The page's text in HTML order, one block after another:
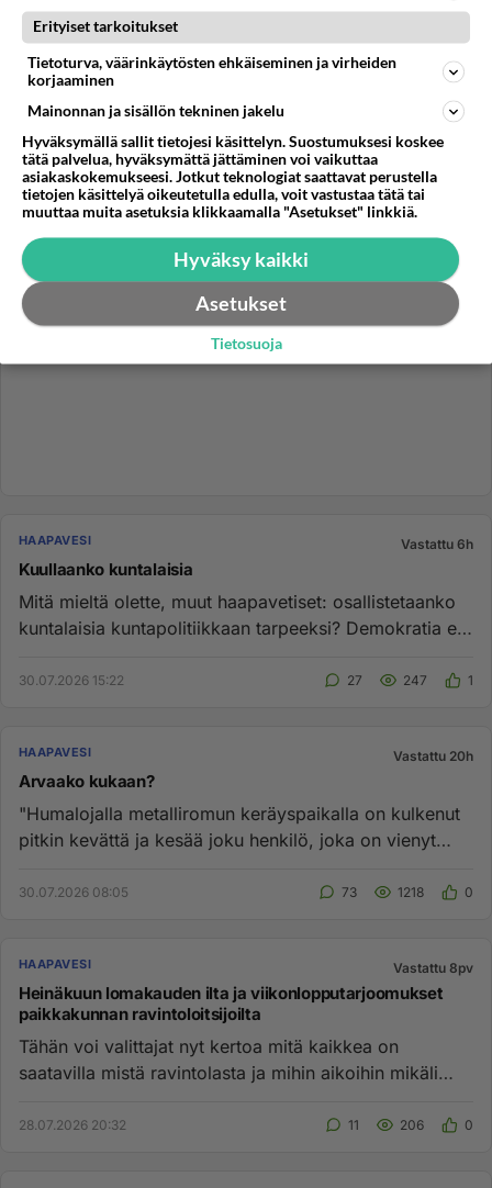
Höpöpuhetta, että ttp, eli tepari olisi muka hukassa.
Jos ei nää kirjaimia ttp, voi mennä optikolle
tarkistuttaa näkö. S...
HAAPAVESI Vastattu 6h
Kuullaanko kuntalaisia
Mitä mieltä olette, muut haapavetiset: osallistetaanko
kuntalaisia kuntapolitiikkaan tarpeeksi? Demokratia ei
30.07.2026 15:22 27 247 1
HAAPAVESI Vastattu 20h
Arvaako kukaan?
"Humalojalla metalliromun keräyspaikalla on kulkenut
pitkin kevättä ja kesää joku henkilö, joka on vienyt
30.07.2026 08:05 73 1218 0
HAAPAVESI Vastattu 8pv
Heinäkuun lomakauden ilta ja viikonlopputarjoomukset
paikkakunnan ravintoloitsijoilta
Tähän voi valittajat nyt kertoa mitä kaikkea on
saatavilla mistä ravintolasta ja mihin aikoihin mikäli
28.07.2026 20:32 11 206 0
Erityiset tarkoitukset
Tietoturva, väärinkäytösten ehkäiseminen ja virheiden
korjaaminen
Mainonnan ja sisällön tekninen jakelu
Hyväksymällä sallit tietojesi käsittelyn. Suostumuksesi koskee
tätä palvelua, hyväksymättä jättäminen voi vaikuttaa
asiakaskokemukseesi. Jotkut teknologiat saattavat perustella
tietojen käsittelyä oikeutetulla edulla, voit vastustaa tätä tai
muuttaa muita asetuksia klikkaamalla "Asetukset" linkkiä.
Hyväksy kaikki
Asetukset
Tietosuoja